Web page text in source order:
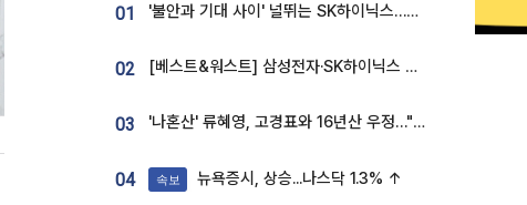
01 '불안과 기대 사이' 널뛰는 SK하이닉스…증권가 "HBM4·LTA 기반 펀터멘털 견고"
02 [베스트&워스트] 삼성전자·SK하이닉스 밀린 한 주…상상인증권은 85% 급등
03 '나혼산' 류혜영, 고경표와 16년산 우정…"자취방서 부모님과 마주쳐"
04 속보 뉴욕증시, 상승...나스닥 1.3% ↑